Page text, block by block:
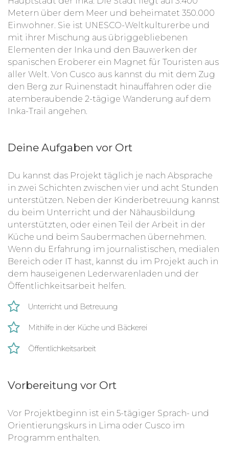
Metern über dem Meer und beheimatet 350.000
Einwohner. Sie ist UNESCO-Weltkulturerbe und
mit ihrer Mischung aus übriggebliebenen
Elementen der Inka und den Bauwerken der
spanischen Eroberer ein Magnet für Touristen aus
aller Welt. Von Cusco aus kannst du mit dem Zug
den Berg zur Ruinenstadt hinauffahren oder die
atemberaubende 2-tägige Wanderung auf dem
Inka-Trail angehen.
Deine Aufgaben vor Ort
Du kannst das Projekt täglich je nach Absprache
in zwei Schichten zwischen vier und acht Stunden
unterstützen. Neben der Kinderbetreuung kannst
du beim Unterricht und der Nähausbildung
unterstützten, oder einen Teil der Arbeit in der
Küche und beim Saubermachen übernehmen.
Wenn du Erfahrung im journalistischen, medialen
Bereich oder IT hast, kannst du im Projekt auch in
dem hauseigenen Lederwarenladen und der
Öffentlichkeitsarbeit helfen.
Unterricht und Betreuung
Mithilfe in der Küche und Bäckerei
Öffentlichkeitsarbeit
Vorbereitung vor Ort
Vor Projektbeginn ist ein 5-tägiger Sprach- und
Orientierungskurs in Lima oder Cusco im
Programm enthalten.